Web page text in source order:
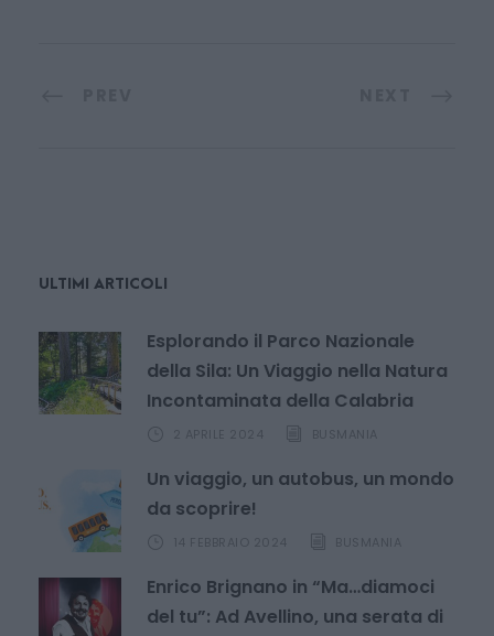
ULTIMI ARTICOLI
Esplorando il Parco Nazionale
della Sila: Un Viaggio nella Natura
Incontaminata della Calabria
2 APRILE 2024 BUSMANIA
Un viaggio, un autobus, un mondo
da scoprire!
14 FEBBRAIO 2024 BUSMANIA
Enrico Brignano in “Ma…diamoci
del tu”: Ad Avellino, una serata di